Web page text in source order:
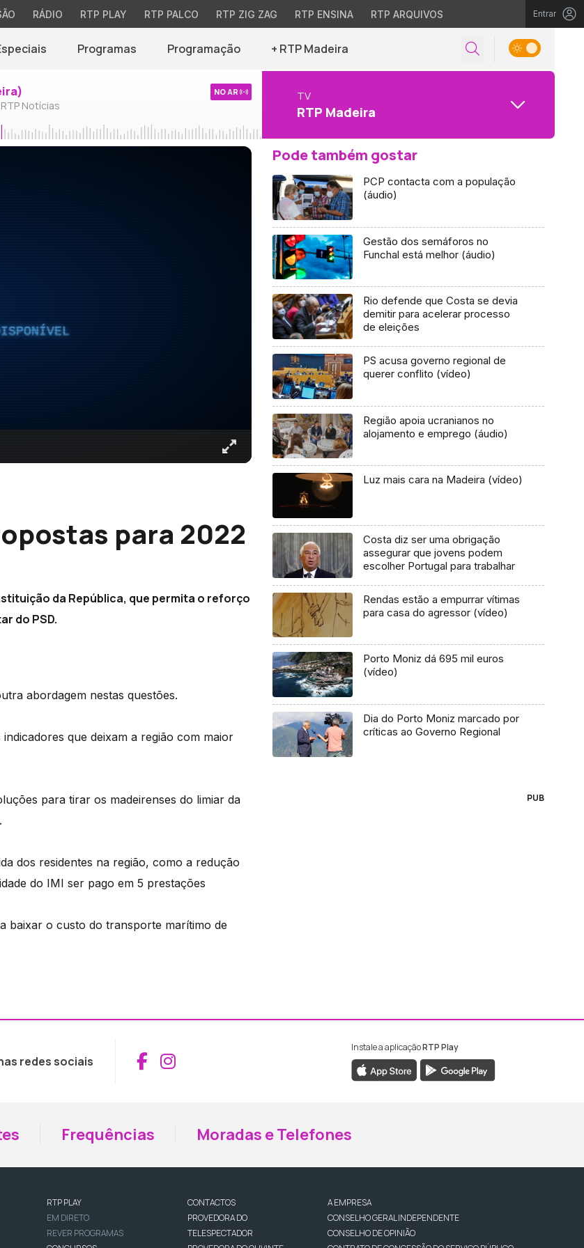
RÁDIO RTP PLAY RTP PALCO RTP ZIG ZAG RTP ENSINA RTP ARQUIVOS Entrar
Programas Programação + RTP Madeira
Notícias
NO AR TV
RTP Madeira
para 2022
da República, que permita o reforço
do PSD.
abordagem nestas questões.
que deixam a região com maior
para tirar os madeirenses do limiar da
dos residentes na região, como a redução
do IMI ser pago em 5 prestações
baixar o custo do transporte marítimo de
Pode também gostar
PCP contacta com a população
(áudio)
Gestão dos semáforos no
Funchal está melhor (áudio)
Rio defende que Costa se devia
demitir para acelerar processo
de eleições
PS acusa governo regional de
querer conflito (vídeo)
Região apoia ucranianos no
alojamento e emprego (áudio)
Luz mais cara na Madeira (vídeo)
Costa diz ser uma obrigação
assegurar que jovens podem
escolher Portugal para trabalhar
Rendas estão a empurrar vítimas
para casa do agressor (vídeo)
Porto Moniz dá 695 mil euros
(vídeo)
Dia do Porto Moniz marcado por
críticas ao Governo Regional
PUB
redes sociais Aceder ao Facebook da RTP Madeira
Aceder ao Instagram da RTP Madeira
Instale a aplicaçãoRTP Play
Frequências Moradas e Telefones
RTP PLAY
EM DIRETO
REVER PROGRAMAS
CONTACTOS
PROVEDORA DO
TELESPECTADOR
A EMPRESA
CONSELHO GERAL INDEPENDENTE
CONSELHO DE OPINIÃO